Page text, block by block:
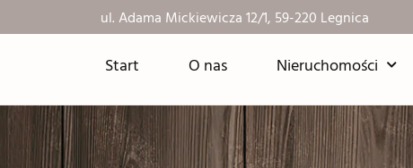
ul. Adama Mickiewicza 12/1, 59-220 Legnica
Start O nas Nieruchomości